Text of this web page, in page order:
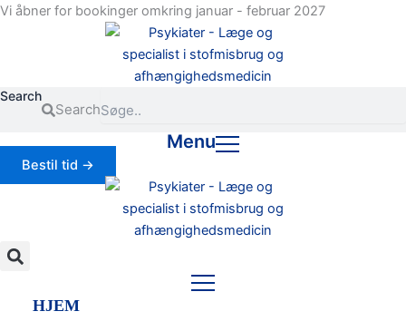
Gå
Vi åbner for bookinger omkring januar - februar 2027
Search
Search
Menu
Bestil tid →
HJEM